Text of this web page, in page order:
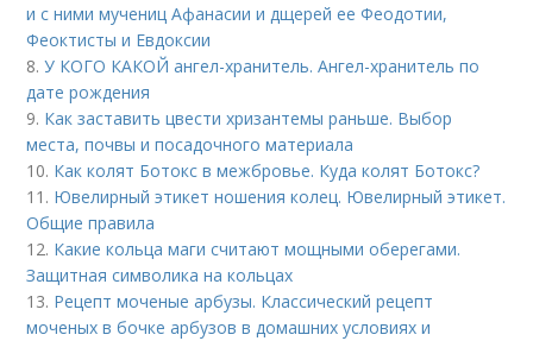
и с ними мучениц Афанасии и дщерей ее Феодотии,
Феоктисты и Евдоксии
8.У КОГО КАКОЙ ангел-хранитель. Ангел-хранитель по
дате рождения
9. Как заставить цвести хризантемы раньше. Выбор
места, почвы и посадочного материала
10. Как колят Ботокс в межбровье. Куда колят Ботокс?
11. Ювелирный этикет ношения колец. Ювелирный этикет.
Общие правила
12. Какие кольца маги считают мощными оберегами.
Защитная символика на кольцах
13. Рецепт моченые арбузы. Классический рецепт
моченых в бочке арбузов в домашних условиях и